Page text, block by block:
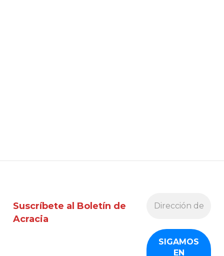
Suscríbete al Boletín de
Acracia